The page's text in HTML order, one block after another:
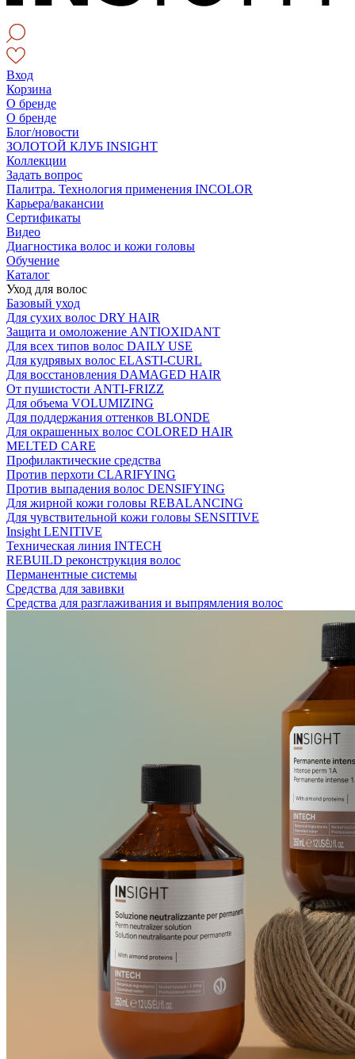
Вход
Корзина
О бренде
О бренде
Блог/новости
ЗОЛОТОЙ КЛУБ INSIGHT
Коллекции
Задать вопрос
Палитра. Технология применения INCOLOR
Карьера/вакансии
Сертификаты
Видео
Диагностика волос и кожи головы
Обучение
Каталог
Уход для волос
Базовый уход
Для сухих волос DRY HAIR
Защита и омоложение ANTIOXIDANT
Для всех типов волос DAILY USE
Для кудрявых волос ELASTI-CURL
Для восстановления DAMAGED HAIR
От пушистости ANTI-FRIZZ
Для объема VOLUMIZING
Для поддержания оттенков BLONDE
Для окрашенных волос COLORED HAIR
MELTED CARE
Профилактические средства
Против перхоти CLARIFYING
Против выпадения волос DENSIFYING
Для жирной кожи головы REBALANCING
Для чувствительной кожи головы SENSITIVE
Insight LENITIVE
Техническая линия INTECH
REBUILD реконструкция волос
Перманентные системы
Средства для завивки
Средства для разглаживания и выпрямления волос